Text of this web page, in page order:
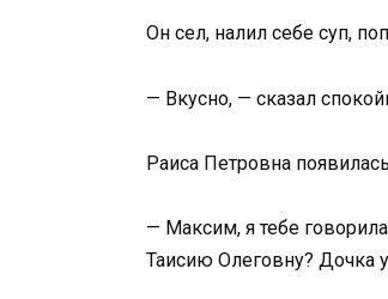
Он сел, налил себе суп,
— Вкусно, — сказал
Раиса Петровна
— Максим, я тебе
Таисию Олеговну? Дочка